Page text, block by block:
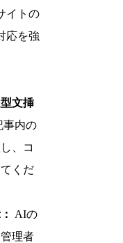
イトの
応を強
文挿
事内の
、コ
くだ
AIの
理者